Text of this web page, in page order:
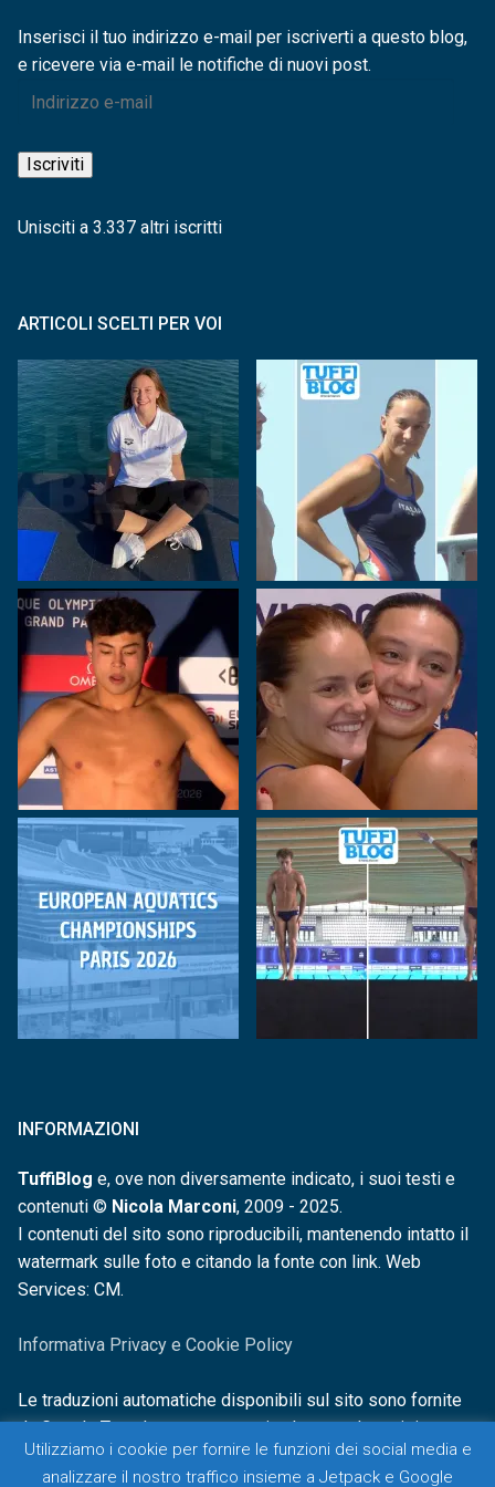
Inserisci il tuo indirizzo e-mail per iscriverti a questo blog,
e ricevere via e-mail le notifiche di nuovi post.
Indirizzo
mail
Iscriviti
Unisciti a 3.337 altri iscritti
ARTICOLI SCELTI PER VOI
INFORMAZIONI
TuffiBlog e, ove non diversamente indicato, i suoi testi e
contenuti © Nicola Marconi, 2009 - 2025.
I contenuti del sito sono riproducibili, mantenendo intatto il
watermark sulle foto e citando la fonte con link. Web
Services: CM.
Informativa Privacy e Cookie Policy
Le traduzioni automatiche disponibili sul sito sono fornite
da Google Translate e non sono in alcun modo revisionate o
controllate.
Utilizziamo i cookie per fornire le funzioni dei social media e
analizzare il nostro traffico insieme a Jetpack e Google